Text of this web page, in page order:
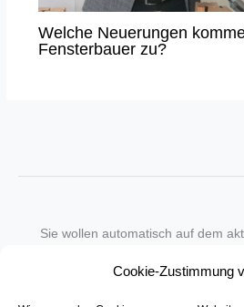
Cookie-Zustimmung
Welche Neuerungen
Fensterbauer zu?
Sie wollen automatisch auf dem
in unseren Newsletter-